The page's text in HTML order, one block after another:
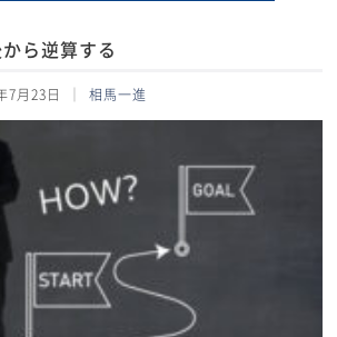
ら逆算する
7月23日 相馬一進